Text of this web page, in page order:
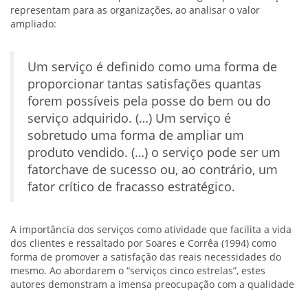
representam para as organizações, ao analisar o valor
ampliado:
Um serviço é definido como uma forma de
proporcionar tantas satisfações quantas
forem possíveis pela posse do bem ou do
serviço adquirido. (…) Um serviço é
sobretudo uma forma de ampliar um
produto vendido. (…) o serviço pode ser um
fatorchave de sucesso ou, ao contrário, um
fator crítico de fracasso estratégico.
A importância dos serviços como atividade que facilita a vida
dos clientes e ressaltado por Soares e Corrêa (1994) como
forma de promover a satisfação das reais necessidades do
mesmo. Ao abordarem o “serviços cinco estrelas”, estes
autores demonstram a imensa preocupação com a qualidade